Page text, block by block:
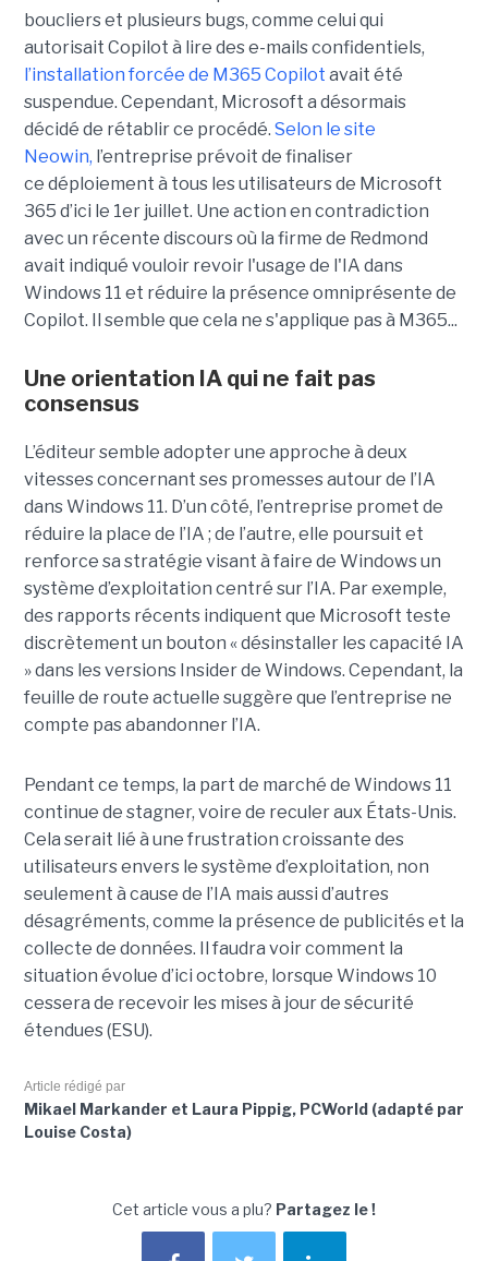
boucliers et plusieurs bugs, comme celui qui
autorisait Copilot à lire des e-mails confidentiels,
l’installation forcée de M365 Copilot avait été
suspendue. Cependant, Microsoft a désormais
décidé de rétablir ce procédé. Selon le site
Neowin, l’entreprise prévoit de finaliser
ce déploiement à tous les utilisateurs de Microsoft
365 d’ici le 1er juillet. Une action en contradiction
avec un récente discours où la firme de Redmond
avait indiqué vouloir revoir l'usage de l'IA dans
Windows 11 et réduire la présence omniprésente de
Copilot. Il semble que cela ne s'applique pas à M365...
Une orientation IA qui ne fait pas
consensus
L’éditeur semble adopter une approche à deux
vitesses concernant ses promesses autour de l’IA
dans Windows 11. D’un côté, l’entreprise promet de
réduire la place de l’IA ; de l’autre, elle poursuit et
renforce sa stratégie visant à faire de Windows un
système d’exploitation centré sur l’IA. Par exemple,
des rapports récents indiquent que Microsoft teste
discrètement un bouton « désinstaller les capacité IA
» dans les versions Insider de Windows. Cependant, la
feuille de route actuelle suggère que l’entreprise ne
compte pas abandonner l’IA.
Pendant ce temps, la part de marché de Windows 11
continue de stagner, voire de reculer aux États-Unis.
Cela serait lié à une frustration croissante des
utilisateurs envers le système d’exploitation, non
seulement à cause de l’IA mais aussi d’autres
désagréments, comme la présence de publicités et la
collecte de données. Il faudra voir comment la
situation évolue d’ici octobre, lorsque Windows 10
cessera de recevoir les mises à jour de sécurité
étendues (ESU).
Article rédigé par
Mikael Markander et Laura Pippig, PCWorld (adapté par
Louise Costa)
Cet article vous a plu? Partagez le !